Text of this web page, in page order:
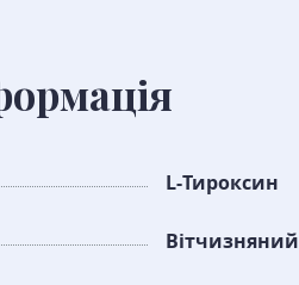
L-Тироксин
Вітчизняний